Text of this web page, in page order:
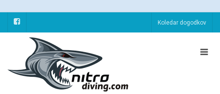
Koledar dogodkov